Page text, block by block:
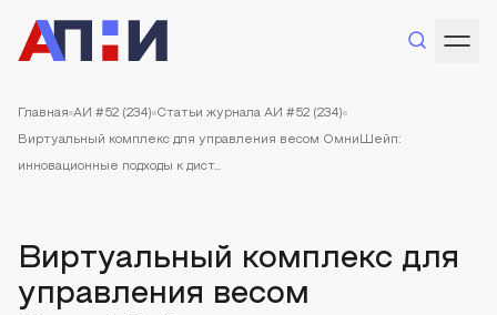
Главная АИ #52 (234) Статьи журнала АИ #52 (234)
Виртуальный комплекс для управления весом ОмниШейп:
инновационные подходы к дист...
Виртуальный комплекс для
управления весом